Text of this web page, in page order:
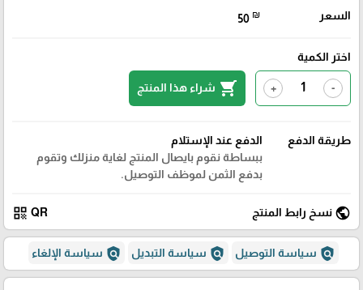
السعر 50 ₪
اختر الكمية
-
+
shopping_cart شراء هذا المنتج
طريقة الدفع
الدفع عند الإستلام
ببساطة نقوم بايصال المنتج لغاية منزلك وتقوم
بدفع الثمن لموظف التوصيل.
public نسخ رابط المنتج QR
qr_code
policy سياسة التوصيل policy سياسة التبديل policy سياسة الإلغاء